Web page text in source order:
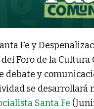
Fe y
Foro de la
y
se desarrollará
Santa Fe